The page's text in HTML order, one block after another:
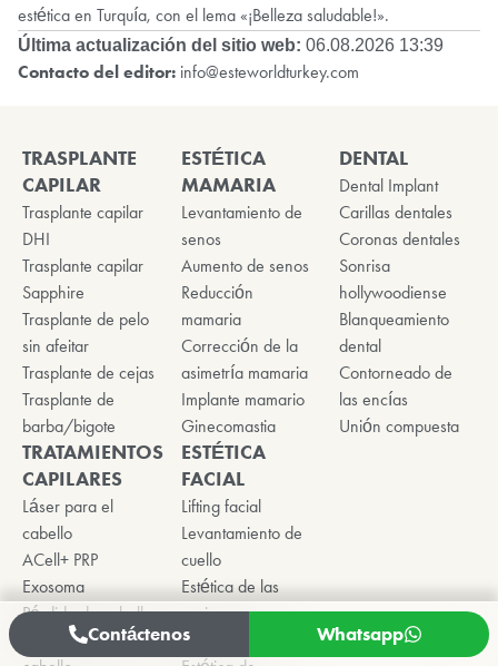
estética en Turquía, con el lema «¡Belleza saludable!».
Última actualización del sitio web: 06.08.2026 13:39
Contacto del editor: info@esteworldturkey.com
TRASPLANTE
CAPILAR
Trasplante capilar
DHI
Trasplante capilar
Sapphire
Trasplante de pelo
sin afeitar
Trasplante de cejas
Trasplante de
barba/bigote
TRATAMIENTOS
CAPILARES
Láser para el
cabello
ACell+ PRP
Exosoma
Pérdida de cabello
Crecimiento del
ESTÉTICA
MAMARIA
Levantamiento de
senos
Aumento de senos
Reducción
mamaria
Corrección de la
asimetría mamaria
Implante mamario
Ginecomastia
ESTÉTICA
FACIAL
Lifting facial
Levantamiento de
cuello
Estética de las
orejas
Estética labial
DENTAL
Dental Implant
Carillas dentales
Coronas dentales
Sonrisa
hollywoodiense
Blanqueamiento
dental
Contorneado de
las encías
Unión compuesta
Contáctenos Whatsapp